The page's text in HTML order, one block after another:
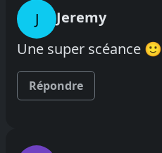
J
Jeremy
Une super scéance 🙂
Répondre